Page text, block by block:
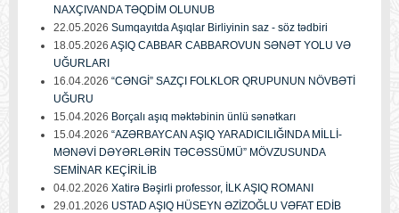
NAXÇIVANDA TƏQDİM OLUNUB
22.05.2026 Sumqayıtda Aşıqlar Birliyinin saz - söz tədbiri
18.05.2026 AŞIQ CABBAR CABBAROVUN SƏNƏT YOLU VƏ
UĞURLARI
16.04.2026 “CƏNGİ” SAZÇI FOLKLOR QRUPUNUN NÖVBƏTİ
UĞURU
15.04.2026 Borçalı aşıq məktəbinin ünlü sənətkarı
15.04.2026 “AZƏRBAYCAN AŞIQ YARADICILIĞINDA MİLLİ-
MƏNƏVİ DƏYƏRLƏRİN TƏCƏSSÜMÜ” MÖVZUSUNDA
SEMİNAR KEÇİRİLİB
04.02.2026 Xatirə Bəşirli professor, İLK AŞIQ ROMANI
29.01.2026 USTAD AŞIQ HÜSEYN ƏZİZOĞLU VƏFAT EDİB